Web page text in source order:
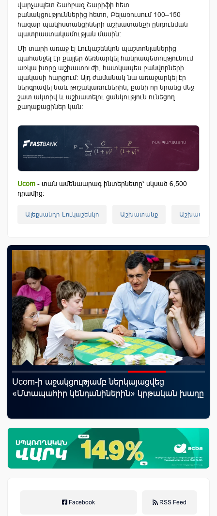
վարչապետ Շահբազ Շարիֆի հետ
բանակցություններից հետո, Բելառուսում 100–150
հազար պակիստանցիների աշխատանքի ընդունման
պատրաստակամության մասին։
Մի տարի առաջ էլ Լուկաշենկոն պաշտոնյաներից
պահանջել էր քայլեր ձեռնարկել հանրապետությունում
առկա խորը աշխատուժի, հատկապես բանվորների
պակասի հարցում։ Այդ ժամանակ նա առաջարկել էր
ներգրավել նաև թոշակառուներին, քանի որ նրանց մեջ
շատ ակտիվ և աշխատելու ցանկություն ունեցող
քաղաքացիներ կան։
Ucom - տան ամենաարագ ինտերնետը՝ սկսած 6,500
դրամից:
Ալեքսանդր Լուկաշենկո Աշխատանք Աշխատուժ
Ucom-ի աջակցությամբ ներկայացվեց
«Մտապահիր կենդանիներին» կրթական խաղը
Facebook RSS Feed